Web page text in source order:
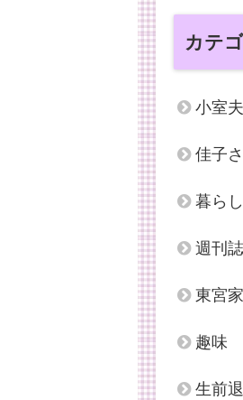
カテ
小室
佳子
暮らし
週刊
東宮家
趣味
生前